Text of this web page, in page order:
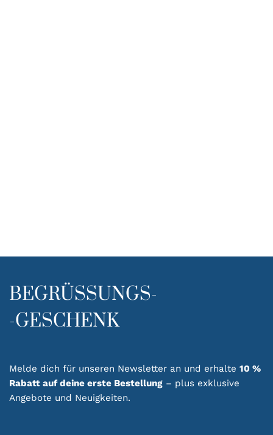
BEGRÜSSUNGS-
-GESCHENK
Melde dich für unseren Newsletter an und erhalte 10 %
Rabatt auf deine erste Bestellung – plus exklusive
Angebote und Neuigkeiten.